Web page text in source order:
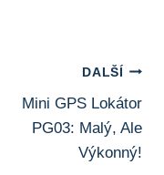
DALŠÍ
Mini GPS Lokátor
PG03: Malý, Ale
Výkonný!